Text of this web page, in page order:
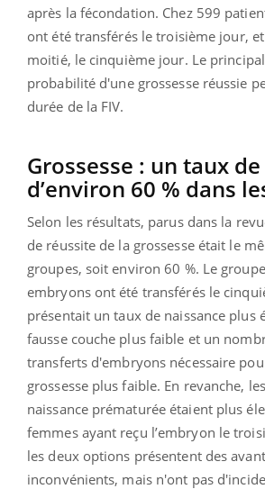
après la fécondation. Chez 599
ont été transférés le troisième jour,
moitié, le cinquième jour. Le
probabilité d'une grossesse réussie
durée de la FIV.
Grossesse : un taux
d’environ 60 % dans
Selon les résultats, parus dans la
de réussite de la grossesse était le
groupes, soit environ 60 %. Le
embryons ont été transférés le
présentait un taux de naissance plus
fausse couche plus faible et un
transferts d'embryons nécessaire
grossesse plus faible. En revanche,
naissance prématurée étaient plus
femmes ayant reçu l’embryon le
les deux options présentent des
inconvénients, mais n'ont pas